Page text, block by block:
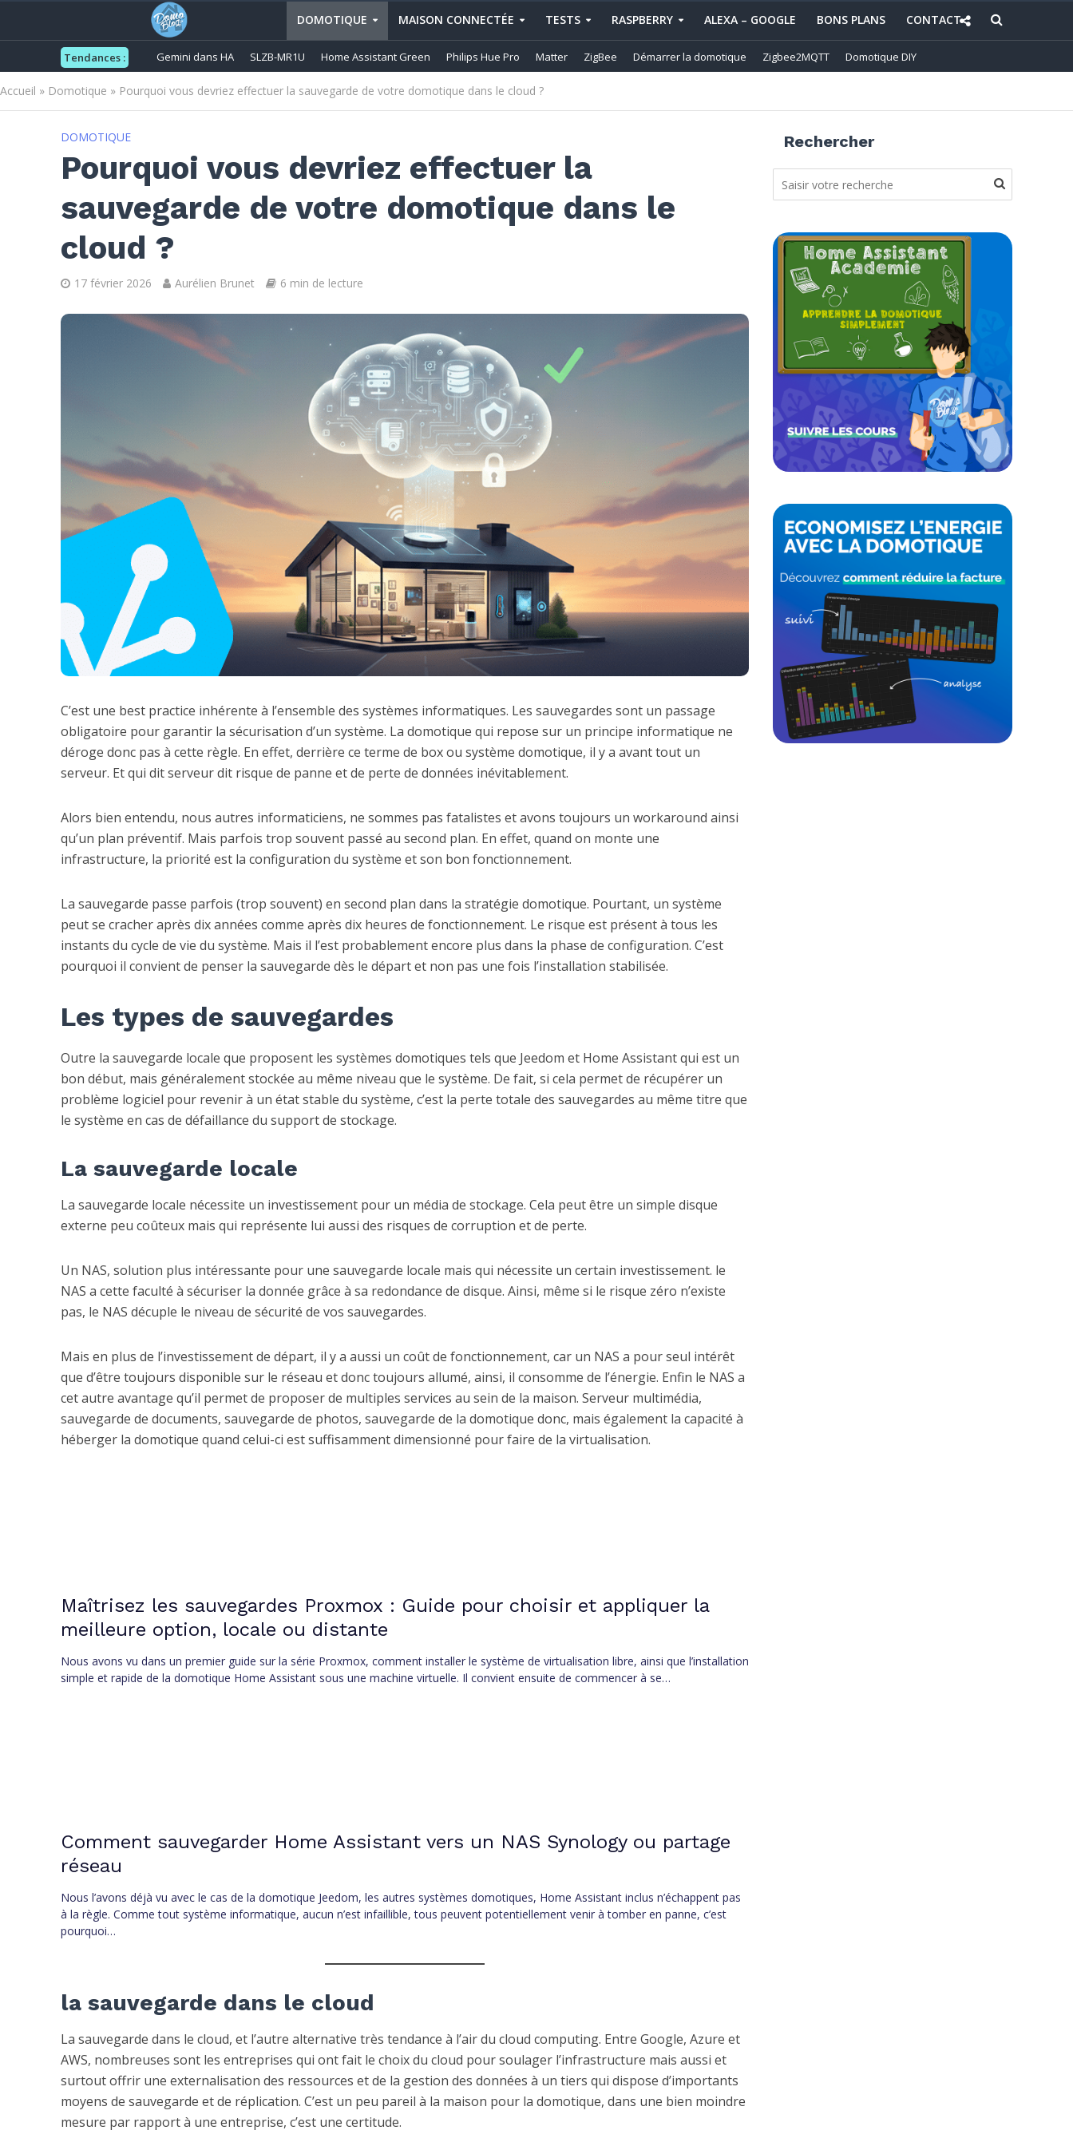
DOMOTIQUE MAISON CONNECTÉE TESTS RASPBERRY ALEXA – GOOGLE BONS PLANS CONTACT
Tendances : Gemini dans HA SLZB-MR1U Home Assistant Green Philips Hue Pro Matter ZigBee Démarrer la domotique Zigbee2MQTT Domotique DIY
Accueil » Domotique » Pourquoi vous devriez effectuer la sauvegarde de votre domotique dans le cloud ?
DOMOTIQUE
Pourquoi vous devriez effectuer la
sauvegarde de votre domotique dans le
cloud ?
17 février 2026 Aurélien Brunet 6 min de lecture
C’est une best practice inhérente à l’ensemble des systèmes informatiques. Les sauvegardes sont un passage
obligatoire pour garantir la sécurisation d’un système. La domotique qui repose sur un principe informatique ne
déroge donc pas à cette règle. En effet, derrière ce terme de box ou système domotique, il y a avant tout un
serveur. Et qui dit serveur dit risque de panne et de perte de données inévitablement.
Alors bien entendu, nous autres informaticiens, ne sommes pas fatalistes et avons toujours un workaround ainsi
qu’un plan préventif. Mais parfois trop souvent passé au second plan. En effet, quand on monte une
infrastructure, la priorité est la configuration du système et son bon fonctionnement.
La sauvegarde passe parfois (trop souvent) en second plan dans la stratégie domotique. Pourtant, un système
peut se cracher après dix années comme après dix heures de fonctionnement. Le risque est présent à tous les
instants du cycle de vie du système. Mais il l’est probablement encore plus dans la phase de configuration. C’est
pourquoi il convient de penser la sauvegarde dès le départ et non pas une fois l’installation stabilisée.
Les types de sauvegardes
Outre la sauvegarde locale que proposent les systèmes domotiques tels que Jeedom et Home Assistant qui est un
bon début, mais généralement stockée au même niveau que le système. De fait, si cela permet de récupérer un
problème logiciel pour revenir à un état stable du système, c’est la perte totale des sauvegardes au même titre que
le système en cas de défaillance du support de stockage.
La sauvegarde locale
La sauvegarde locale nécessite un investissement pour un média de stockage. Cela peut être un simple disque
externe peu coûteux mais qui représente lui aussi des risques de corruption et de perte.
Un NAS, solution plus intéressante pour une sauvegarde locale mais qui nécessite un certain investissement. le
NAS a cette faculté à sécuriser la donnée grâce à sa redondance de disque. Ainsi, même si le risque zéro n’existe
pas, le NAS décuple le niveau de sécurité de vos sauvegardes.
Mais en plus de l’investissement de départ, il y a aussi un coût de fonctionnement, car un NAS a pour seul intérêt
que d’être toujours disponible sur le réseau et donc toujours allumé, ainsi, il consomme de l’énergie. Enfin le NAS a
cet autre avantage qu’il permet de proposer de multiples services au sein de la maison. Serveur multimédia,
sauvegarde de documents, sauvegarde de photos, sauvegarde de la domotique donc, mais également la capacité à
héberger la domotique quand celui-ci est suffisamment dimensionné pour faire de la virtualisation.
Maîtrisez les sauvegardes Proxmox : Guide pour choisir et appliquer la
meilleure option, locale ou distante
Nous avons vu dans un premier guide sur la série Proxmox, comment installer le système de virtualisation libre, ainsi que l’installation
simple et rapide de la domotique Home Assistant sous une machine virtuelle. Il convient ensuite de commencer à se…
Comment sauvegarder Home Assistant vers un NAS Synology ou partage
réseau
Nous l’avons déjà vu avec le cas de la domotique Jeedom, les autres systèmes domotiques, Home Assistant inclus n’échappent pas
à la règle. Comme tout système informatique, aucun n’est infaillible, tous peuvent potentiellement venir à tomber en panne, c’est
pourquoi…
la sauvegarde dans le cloud
La sauvegarde dans le cloud, et l’autre alternative très tendance à l’air du cloud computing. Entre Google, Azure et
AWS, nombreuses sont les entreprises qui ont fait le choix du cloud pour soulager l’infrastructure mais aussi et
surtout offrir une externalisation des ressources et de la gestion des données à un tiers qui dispose d’importants
moyens de sauvegarde et de réplication. C’est un peu pareil à la maison pour la domotique, dans une bien moindre
mesure par rapport à une entreprise, c’est une certitude.
Rechercher